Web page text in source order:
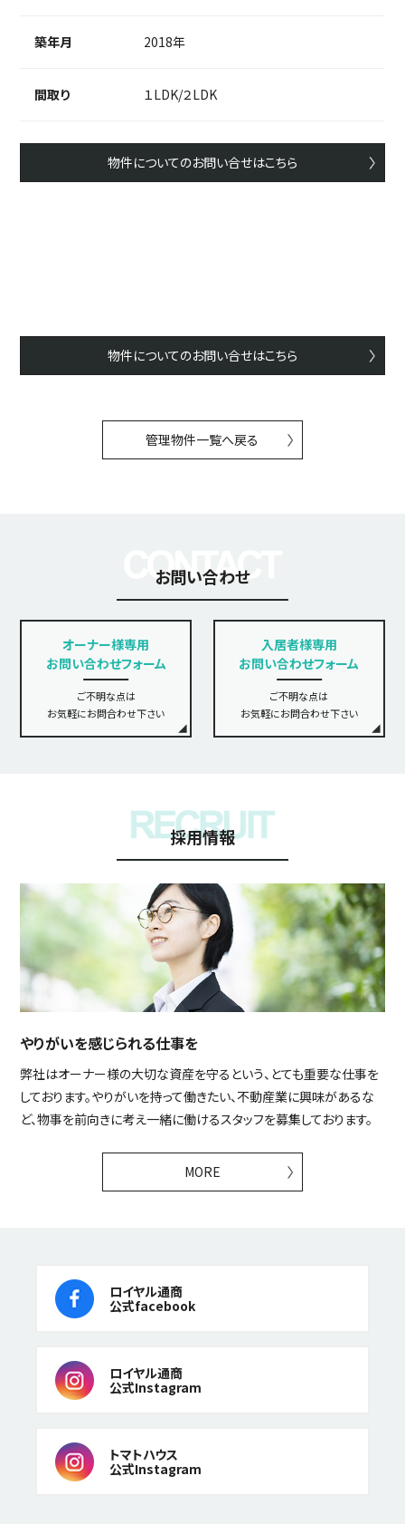
築年月 2018年
間取り １LDK/２LDK
物件についてのお問い合せはこちら
物件についてのお問い合せはこちら
管理物件一覧へ戻る
お問い合わせ
オーナー様専用
お問い合わせフォーム
ご不明な点は
お気軽にお問合わせ下さい
入居者様専用
お問い合わせフォーム
ご不明な点は
お気軽にお問合わせ下さい
採用情報
やりがいを感じられる仕事を
弊社はオーナー様の大切な資産を守るという、とても重要な仕事を
しております。やりがいを持って働きたい、不動産業に興味があるな
ど、物事を前向きに考え一緒に働けるスタッフを募集しております。
MORE
ロイヤル通商
公式facebook
ロイヤル通商
公式Instagram
トマトハウス
公式Instagram